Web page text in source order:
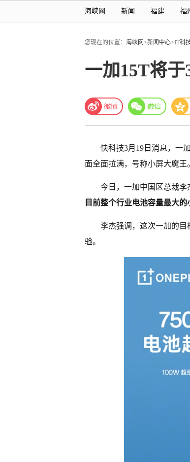
海峡网 新闻 福建 福
您现在的位置： 海峡网>新闻中心>IT科
一加15T将
快科技3月19日消息，一
面全面拉满，号称小屏大魔王
今日，一加中国区总裁李
目前整个行业电池容量最大
李杰强调，这次一加的
验。